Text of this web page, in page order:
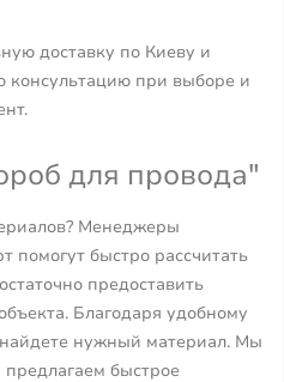
доставку по Киеву и
консультацию при выборе и
для провода"
Менеджеры
помогут быстро рассчитать
предоставить
Благодаря удобному
нужный материал. Мы
быстрое